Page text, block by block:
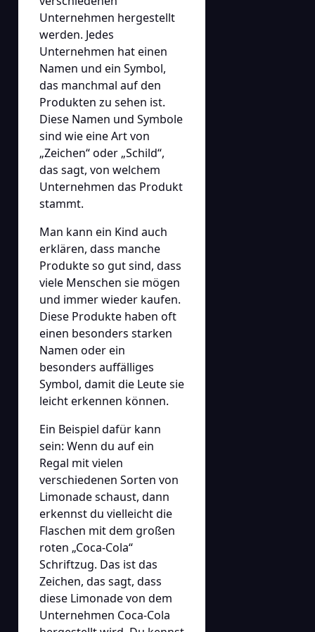
Unternehmen hergestellt
werden. Jedes
Unternehmen hat einen
Namen und ein Symbol,
das manchmal auf den
Produkten zu sehen ist.
Diese Namen und Symbole
sind wie eine Art von
„Zeichen“ oder „Schild“,
das sagt, von welchem
Unternehmen das Produkt
stammt.
Man kann ein Kind auch
erklären, dass manche
Produkte so gut sind, dass
viele Menschen sie mögen
und immer wieder kaufen.
Diese Produkte haben oft
einen besonders starken
Namen oder ein
besonders auffälliges
Symbol, damit die Leute sie
leicht erkennen können.
Ein Beispiel dafür kann
sein: Wenn du auf ein
Regal mit vielen
verschiedenen Sorten von
Limonade schaust, dann
erkennst du vielleicht die
Flaschen mit dem großen
roten „Coca-Cola“
Schriftzug. Das ist das
Zeichen, das sagt, dass
diese Limonade von dem
Unternehmen Coca-Cola